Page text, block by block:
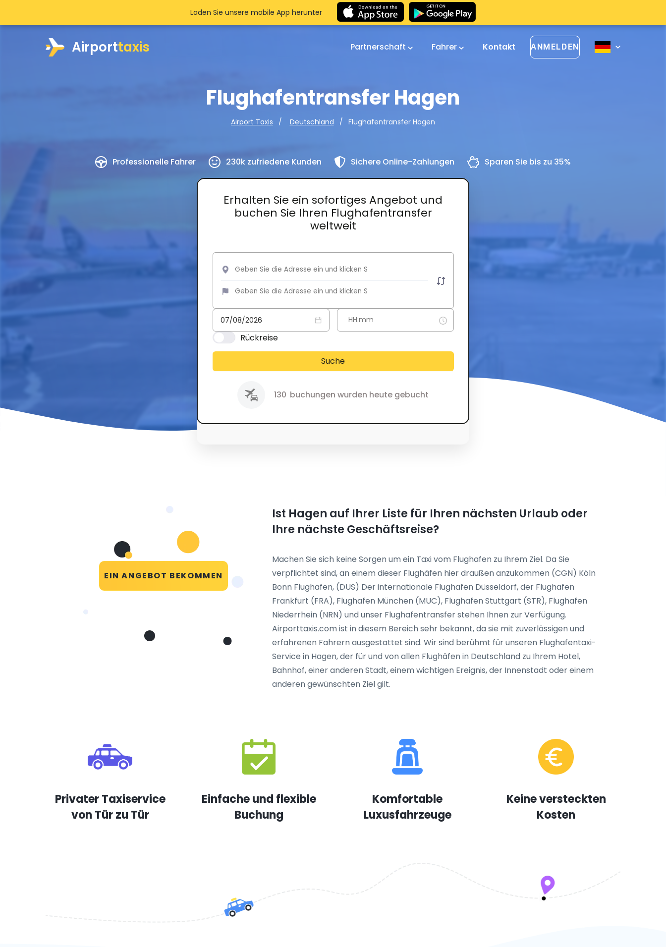
Airporttaxis Partnerschaft Fahrer Kontakt ANMELDEN
Flughafentransfer Hagen
Airport Taxis Deutschland Flughafentransfer Hagen
Professionelle Fahrer 230k zufriedene Kunden Sichere Online-Zahlungen Sparen Sie bis zu 35%
Erhalten Sie ein sofortiges Angebot und
buchen Sie Ihren Flughafentransfer
weltweit
Rückreise
Suche
130 buchungen wurden heute gebucht
Laden Sie unsere mobile App herunter
EIN ANGEBOT BEKOMMEN
Ist Hagen auf Ihrer Liste für Ihren nächsten Urlaub oder
Ihre nächste Geschäftsreise?
Machen Sie sich keine Sorgen um ein Taxi vom Flughafen zu Ihrem Ziel. Da Sie
verpflichtet sind, an einem dieser Flughäfen hier draußen anzukommen (CGN) Köln
Bonn Flughafen, (DUS) Der internationale Flughafen Düsseldorf, der Flughafen
Frankfurt (FRA), Flughafen München (MUC), Flughafen Stuttgart (STR), Flughafen
Niederrhein (NRN) und unser Flughafentransfer stehen Ihnen zur Verfügung.
Airporttaxis.com ist in diesem Bereich sehr bekannt, da sie mit zuverlässigen und
erfahrenen Fahrern ausgestattet sind. Wir sind berühmt für unseren Flughafentaxi-
Service in Hagen, der für und von allen Flughäfen in Deutschland zu Ihrem Hotel,
Bahnhof, einer anderen Stadt, einem wichtigen Ereignis, der Innenstadt oder einem
anderen gewünschten Ziel gilt.
Privater Taxiservice
von Tür zu Tür
Einfache und flexible
Buchung
Komfortable
Luxusfahrzeuge
Keine versteckten
Kosten